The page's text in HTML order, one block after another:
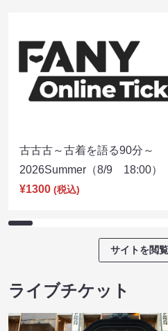
古古古～古着を語る90分～
2026Summer（8/9 18:00）
¥1300 (税込)
サイトを閲
ライブチケット